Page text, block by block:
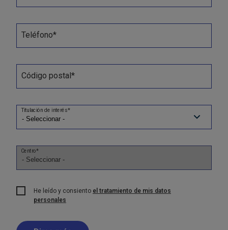
Teléfono*
Código postal*
Titulación de interés*
Centro*
He leído y consiento el tratamiento de mis datos
personales